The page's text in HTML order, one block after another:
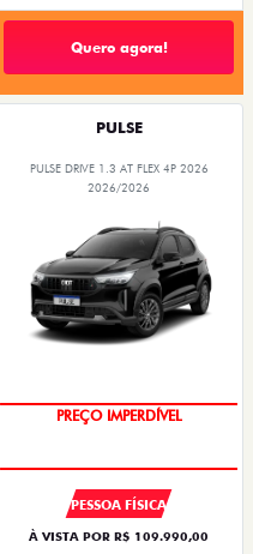
Quero agora!
PULSE
PULSE DRIVE 1.3 AT FLEX 4P 2026
2026/2026
PREÇO IMPERDÍVEL
PESSOA FÍSICA
À VISTA POR R$ 109.990,00